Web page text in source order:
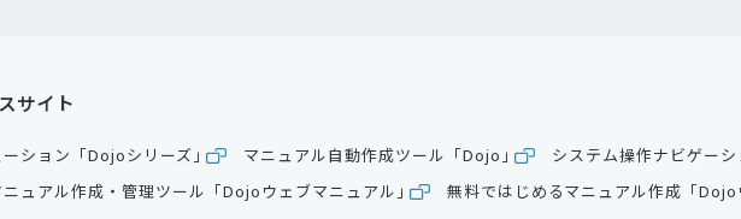
サイト
ション「Dojoシリーズ」 マニュアル自動作成ツール「Dojo」
システム操作ナビゲー
ュアル作成・管理ツール「Dojoウェブマニュアル」
無料ではじめるマニュアル作成「